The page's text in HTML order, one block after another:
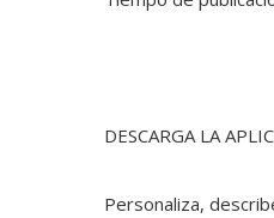
DESCARGA LA
Personaliza,